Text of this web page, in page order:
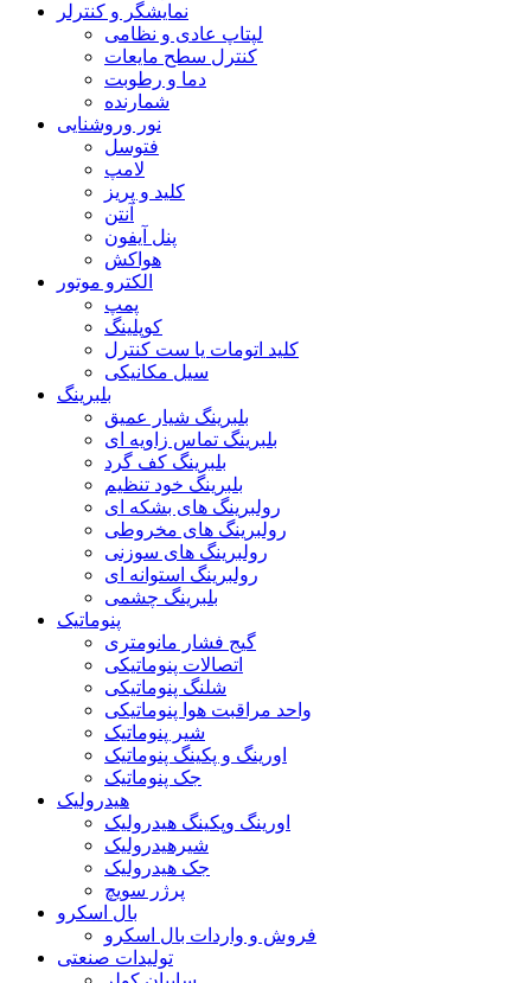
نمایشگر و کنترلر
لپتاپ عادی و نظامی
کنترل سطح مایعات
دما و رطوبت
شمارنده
نور وروشنایی
فتوسل
لامپ
کلید و پریز
آنتن
پنل آیفون
هواکش
الکترو موتور
پمپ
کوپلینگ
کلید اتومات یا ست کنترل
سیل مکانیکی
بلبرینگ
بلبرینگ شیار عمیق
بلبرینگ تماس زاویه ای
بلبرینگ کف گرد
بلبرینگ خود تنظیم
رولبرینگ های بشکه ای
رولبرینگ های مخروطی
رولبرینگ های سوزنی
رولبرینگ استوانه ای
بلبرینگ چشمی
پنوماتیک
گیج فشار مانومتری
اتصالات پنوماتیکی
شلنگ پنوماتیکی
واحد مراقبت هوا پنوماتیکی
شیر پنوماتیک
اورینگ و پکینگ پنوماتیک
جک پنوماتیک
هیدرولیک
اورینگ وپکینگ هیدرولیک
شیرهیدرولیک
جک هیدرولیک
پرژر سویچ
بال اسکرو
فروش و واردات بال اسکرو
تولیدات صنعتی